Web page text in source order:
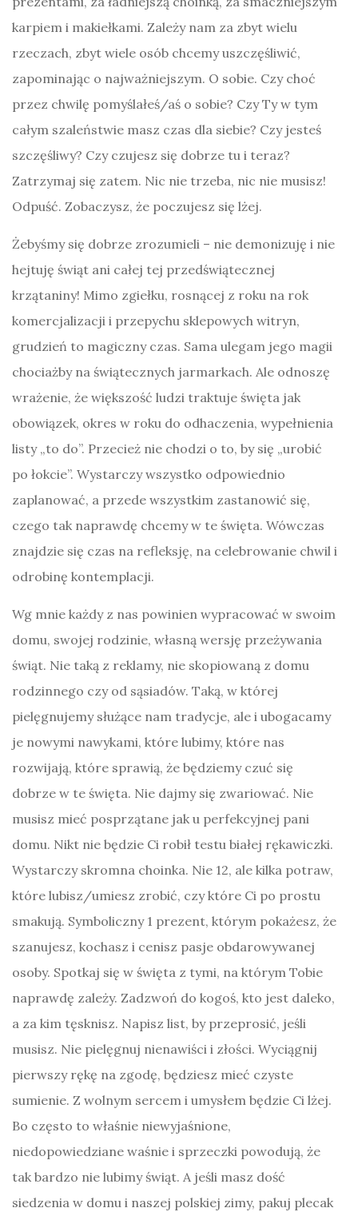
karpiem i makiełkami. Zależy nam za zbyt wielu
rzeczach, zbyt wiele osób chcemy uszczęśliwić,
zapominając o najważniejszym. O sobie. Czy choć
przez chwilę pomyślałeś/aś o sobie? Czy Ty w tym
całym szaleństwie masz czas dla siebie? Czy jesteś
szczęśliwy? Czy czujesz się dobrze tu i teraz?
Zatrzymaj się zatem. Nic nie trzeba, nic nie musisz!
Odpuść. Zobaczysz, że poczujesz się lżej.
Żebyśmy się dobrze zrozumieli – nie demonizuję i nie
hejtuję świąt ani całej tej przedświątecznej
krzątaniny! Mimo zgiełku, rosnącej z roku na rok
komercjalizacji i przepychu sklepowych witryn,
grudzień to magiczny czas. Sama ulegam jego magii
chociażby na świątecznych jarmarkach. Ale odnoszę
wrażenie, że większość ludzi traktuje święta jak
obowiązek, okres w roku do odhaczenia, wypełnienia
listy „to do”. Przecież nie chodzi o to, by się „urobić
po łokcie”. Wystarczy wszystko odpowiednio
zaplanować, a przede wszystkim zastanowić się,
czego tak naprawdę chcemy w te święta. Wówczas
znajdzie się czas na refleksję, na celebrowanie chwil i
odrobinę kontemplacji.
Wg mnie każdy z nas powinien wypracować w swoim
domu, swojej rodzinie, własną wersję przeżywania
świąt. Nie taką z reklamy, nie skopiowaną z domu
rodzinnego czy od sąsiadów. Taką, w której
pielęgnujemy służące nam tradycje, ale i ubogacamy
je nowymi nawykami, które lubimy, które nas
rozwijają, które sprawią, że będziemy czuć się
dobrze w te święta. Nie dajmy się zwariować. Nie
musisz mieć posprzątane jak u perfekcyjnej pani
domu. Nikt nie będzie Ci robił testu białej rękawiczki.
Wystarczy skromna choinka. Nie 12, ale kilka potraw,
które lubisz/umiesz zrobić, czy które Ci po prostu
smakują. Symboliczny 1 prezent, którym pokażesz, że
szanujesz, kochasz i cenisz pasje obdarowywanej
osoby. Spotkaj się w święta z tymi, na którym Tobie
naprawdę zależy. Zadzwoń do kogoś, kto jest daleko,
a za kim tęsknisz. Napisz list, by przeprosić, jeśli
musisz. Nie pielęgnuj nienawiści i złości. Wyciągnij
pierwszy rękę na zgodę, będziesz mieć czyste
sumienie. Z wolnym sercem i umysłem będzie Ci lżej.
Bo często to właśnie niewyjaśnione,
niedopowiedziane waśnie i sprzeczki powodują, że
tak bardzo nie lubimy świąt. A jeśli masz dość
siedzenia w domu i naszej polskiej zimy, pakuj plecak